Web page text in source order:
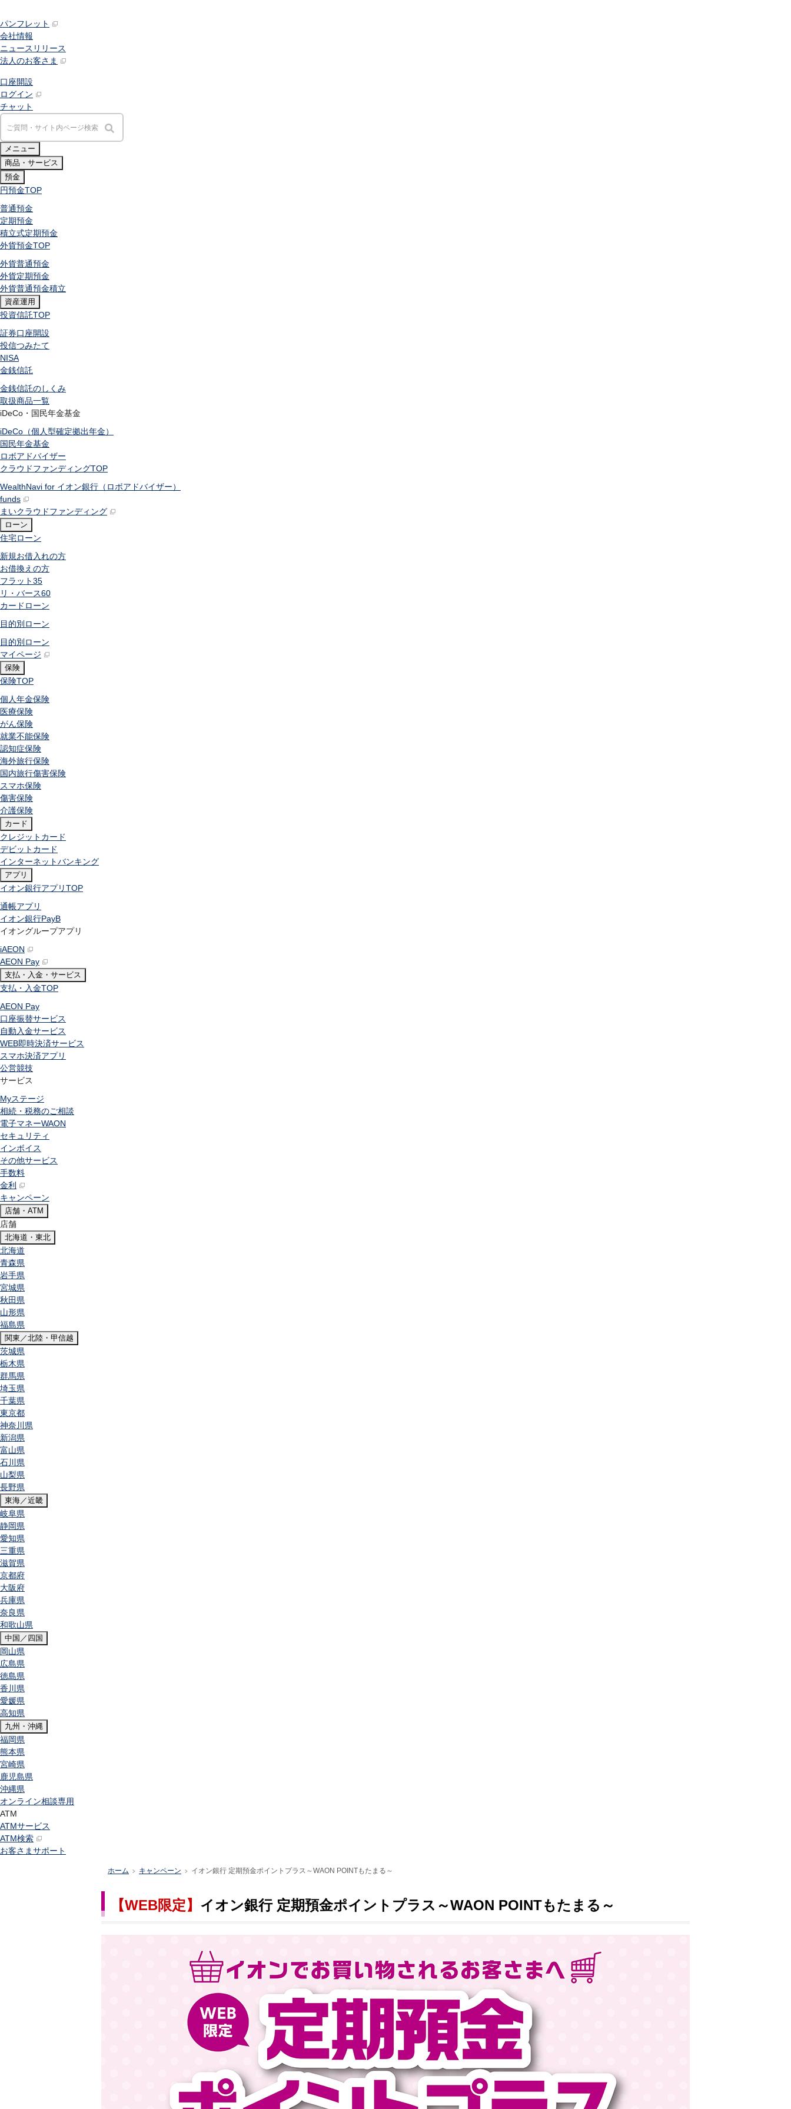
パンフレット
会社情報
ニュースリリース
法人のお客さま
口座開設
ログイン
チャット
メニュー
商品・サービス
預金
円預金TOP
普通預金
定期預金
積立式定期預金
外貨預金TOP
外貨普通預金
外貨定期預金
外貨普通預金積立
資産運用
投資信託TOP
証券口座開設
投信つみたて
NISA
金銭信託
金銭信託のしくみ
取扱商品一覧
iDeCo・国民年金基金
iDeCo（個人型確定拠出年金）
国民年金基金
ロボアドバイザー
クラウドファンディングTOP
WealthNavi for イオン銀行（ロボアドバイザー）
funds
まいクラウドファンディング
ローン
住宅ローン
新規お借入れの方
お借換えの方
フラット35
リ・バース60
カードローン
目的別ローン
目的別ローン
マイページ
保険
保険TOP
個人年金保険
医療保険
がん保険
就業不能保険
認知症保険
海外旅行保険
国内旅行傷害保険
スマホ保険
傷害保険
介護保険
カード
クレジットカード
デビットカード
インターネットバンキング
アプリ
イオン銀行アプリTOP
通帳アプリ
イオン銀行PayB
イオングループアプリ
iAEON
AEON Pay
支払・入金・サービス
支払・入金TOP
AEON Pay
口座振替サービス
自動入金サービス
WEB即時決済サービス
スマホ決済アプリ
公営競技
サービス
Myステージ
相続・税務のご相談
電子マネーWAON
セキュリティ
インボイス
その他サービス
手数料
金利
キャンペーン
店舗・ATM
店舗
北海道・東北
北海道
青森県
岩手県
宮城県
秋田県
山形県
福島県
関東／北陸・甲信越
茨城県
栃木県
群馬県
埼玉県
千葉県
東京都
神奈川県
新潟県
富山県
石川県
山梨県
長野県
東海／近畿
岐阜県
静岡県
愛知県
三重県
滋賀県
京都府
大阪府
兵庫県
奈良県
和歌山県
中国／四国
岡山県
広島県
徳島県
香川県
愛媛県
高知県
九州・沖縄
福岡県
熊本県
宮崎県
鹿児島県
沖縄県
オンライン相談専用
ATM
ATMサービス
ATM検索
お客さまサポート
ホーム >キャンペーン イオン銀行 定期預金ポイントプラス～WAON POINTもたまる～
【WEB限定】 イオン銀行 定期預金ポイントプラス～WAON POINTもたまる～